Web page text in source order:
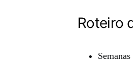
Roteiro